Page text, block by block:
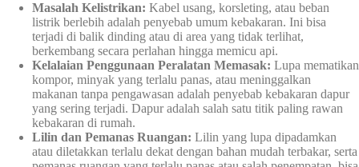
Masalah Kelistrikan: Kabel usang, korsleting, atau beban
listrik berlebih adalah penyebab umum kebakaran. Ini bisa
terjadi di balik dinding atau di area yang tidak terlihat,
berkembang secara perlahan hingga memicu api.
Kelalaian Penggunaan Peralatan Memasak: Lupa mematikan
kompor, minyak yang terlalu panas, atau meninggalkan
makanan tanpa pengawasan adalah penyebab kebakaran dapur
yang sering terjadi. Dapur adalah salah satu titik paling rawan
kebakaran di rumah.
Lilin dan Pemanas Ruangan: Lilin yang lupa dipadamkan
atau diletakkan terlalu dekat dengan bahan mudah terbakar, serta